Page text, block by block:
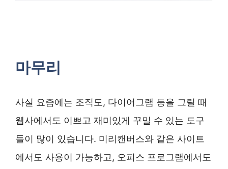
마무리
사실 요즘에는 조직도, 다이어그램 등을 그릴 때
웹사에서도 이쁘고 재미있게 꾸밀 수 있는 도구
들이 많이 있습니다. 미리캔버스와 같은 사이트
에서도 사용이 가능하고, 오피스 프로그램에서도